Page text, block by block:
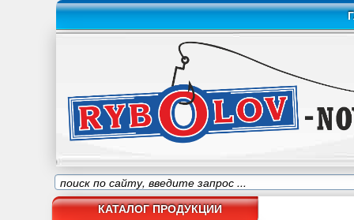
КАТАЛОГ ПРОДУКЦИИ